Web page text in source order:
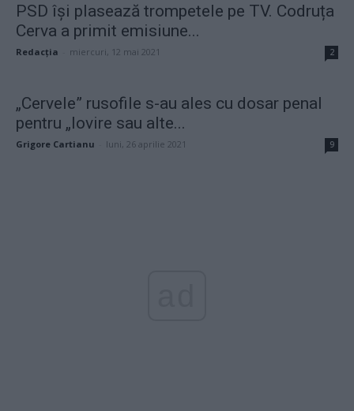
PSD își plasează trompetele pe TV. Codruța
Cerva a primit emisiune...
Redacţia miercuri, 12 mai 2021 2
„Cervele” rusofile s-au ales cu dosar penal
pentru „lovire sau alte...
Grigore Cartianu luni, 26 aprilie 2021 9